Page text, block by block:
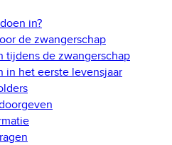
in?
de zwangerschap
tijdens de zwangerschap
in het eerste levensjaar